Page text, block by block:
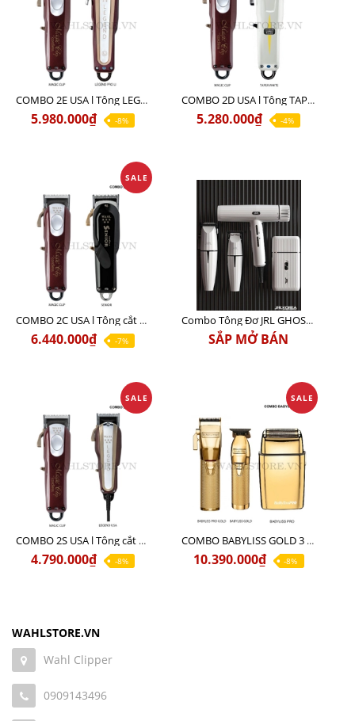
COMBO 2E USA l Tông LEGEND PRO LI + Tông MAGIC CLIP
5.980.000₫ -8%
COMBO 2D USA l Tông TAPER WHITE + Tông MAGIC CLIP
5.280.000₫ -4%
SALE
COMBO 2C USA l Tông cắt Senior + Tông cắt Magic clip
6.440.000₫ -7%
Combo Tông Đơ JRL GHOST 3 Limited Edition Chính Hãng USA
SẮP MỞ BÁN
SALE
COMBO 2S USA l Tông cắt LEGEND USA CÓ DÂY 220V + Tông pin MAGIC CLIP
4.790.000₫ -8%
SALE
COMBO BABYLISS GOLD 3 cao cấp chính hãng
10.390.000₫ -8%
WAHLSTORE.VN
Wahl Clipper
0909143496